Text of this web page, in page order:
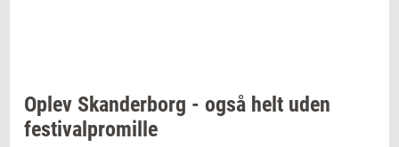
Oplev Skan­der­borg - også helt uden
festi­val­pro­mil­le